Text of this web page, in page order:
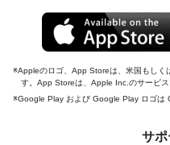
Appleのロゴ、App Storeは、米国もしく
す。App Storeは、Apple Inc.のサービス
Google Play および Google Play ロゴは
サポ